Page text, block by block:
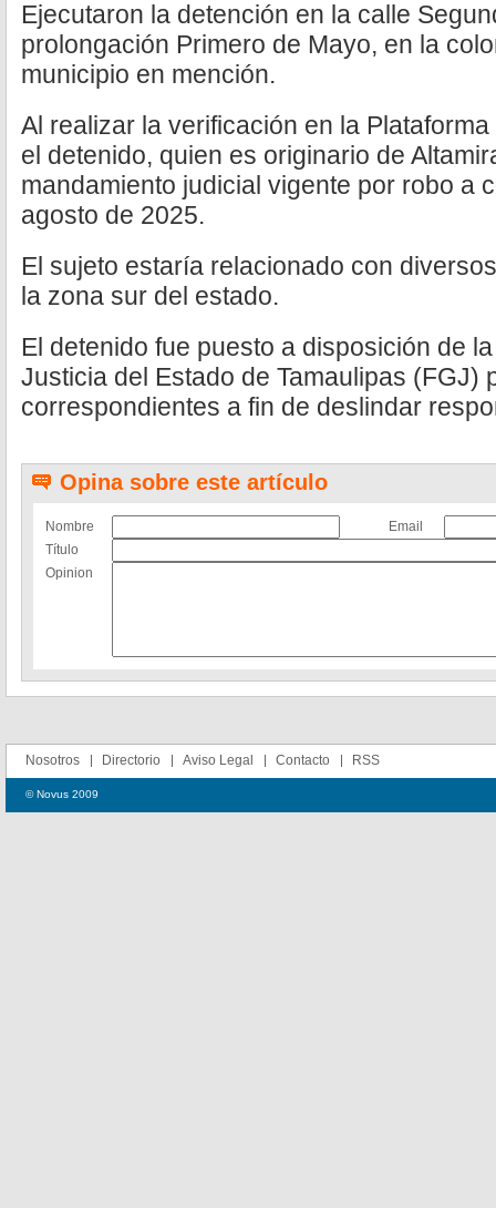
Ejecutaron la detención en la calle
prolongación Primero de Mayo, en la
municipio en mención.
Al realizar la verificación en la
el detenido, quien es originario de
mandamiento judicial vigente por robo a
agosto de 2025.
El sujeto estaría relacionado con
la zona sur del estado.
El detenido fue puesto a disposición de
Justicia del Estado de Tamaulipas (FGJ)
correspondientes a fin de deslindar
Opina sobre este artículo
Nombre
Email
Título
Opinion
Nosotros Directorio Aviso Legal Contacto RSS
© Novus 2009